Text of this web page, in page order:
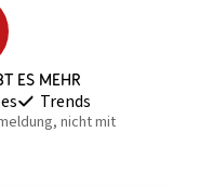
es mehr
Trends
nicht mit